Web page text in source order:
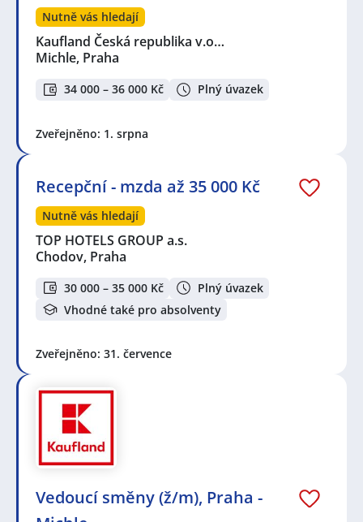
Nutně vás hledají
Kaufland Česká republika v.o…
Michle, Praha
34 000 – 36 000 Kč Plný úvazek
Zveřejněno: 1. srpna
Recepční - mzda až 35 000 Kč
Nutně vás hledají
TOP HOTELS GROUP a.s.
Chodov, Praha
30 000 – 35 000 Kč
Plný úvazek
Vhodné také pro absolventy
Zveřejněno: 31. července
Vedoucí směny (ž/m), Praha -